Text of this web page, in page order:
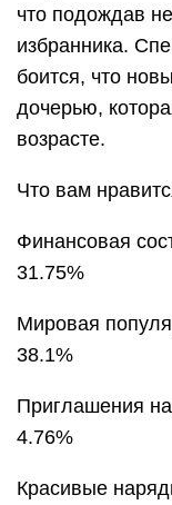
что подождав
избранника.
боится, что
дочерью,
возрасте.
Что вам
Финансовая
31.75%
Мировая
38.1%
Приглашения
4.76%
Красивые